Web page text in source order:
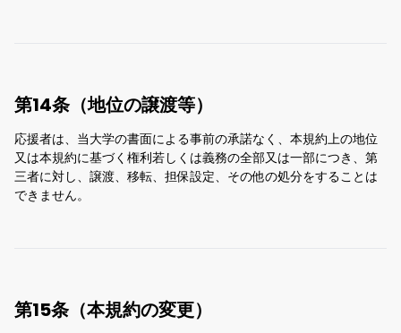
第14条（地位の譲渡等）
応援者は、当大学の書面による事前の承諾なく、本規約上の地位
又は本規約に基づく権利若しくは義務の全部又は一部につき、第
三者に対し、譲渡、移転、担保設定、その他の処分をすることは
できません。
第15条（本規約の変更）